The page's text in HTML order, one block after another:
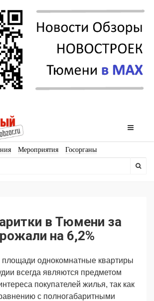
Мероприятия Госорганы
в Тюмени за
на 6,2%
однокомнатные квартиры
всегда являются предметом
покупателей жилья, так как
с полногабаритными